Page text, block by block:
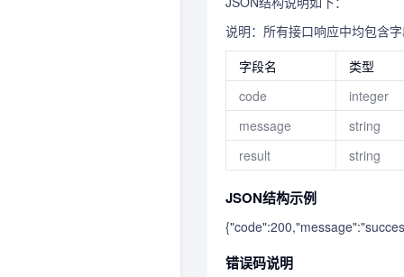
说明：所有接口响应中均包含
字段名
类型
code
integer
message
string
result
string
JSON结构示例
错误码说明